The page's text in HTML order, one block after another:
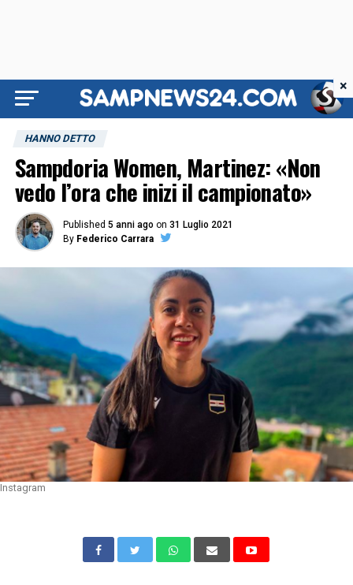
HANNO DETTO
Sampdoria Women, Martinez: «Non
vedo l’ora che inizi il campionato»
Published 5 anni ago on 31 Luglio 2021
By Federico Carrara
Instagram
×